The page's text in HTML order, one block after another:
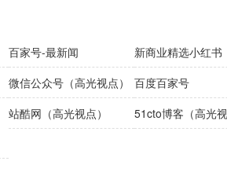
百家号-最新闻 新商业精选小红书
微信公众号（高光视点） 百度百家号
站酷网（高光视点） 51cto博客（高光视